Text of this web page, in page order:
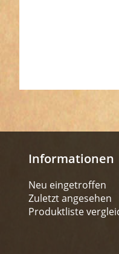
Informationen
Neu eingetroffen
Zuletzt angesehen
Produktliste